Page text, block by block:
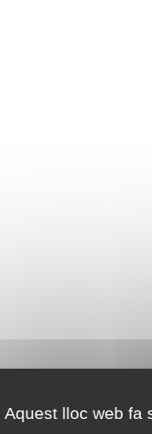
Aquest lloc web fa